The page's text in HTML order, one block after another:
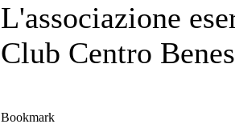
L'associazione
Club Centro
Bookmark